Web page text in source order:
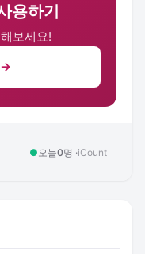
용하기
보세요!
→
● 오늘0명 ·iCount